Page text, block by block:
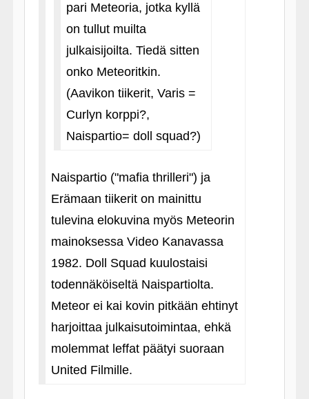
pari Meteoria, jotka kyllä
on tullut muilta
julkaisijoilta. Tiedä sitten
onko Meteoritkin.
(Aavikon tiikerit, Varis =
Curlyn korppi?,
Naispartio= doll squad?)
Naispartio ("mafia thrilleri") ja
Erämaan tiikerit on mainittu
tulevina elokuvina myös Meteorin
mainoksessa Video Kanavassa
1982. Doll Squad kuulostaisi
todennäköiseltä Naispartiolta.
Meteor ei kai kovin pitkään ehtinyt
harjoittaa julkaisutoimintaa, ehkä
molemmat leffat päätyi suoraan
United Filmille.